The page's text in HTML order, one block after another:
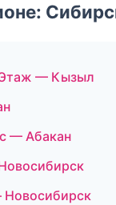
Этаж — Кызыл
— Абакан